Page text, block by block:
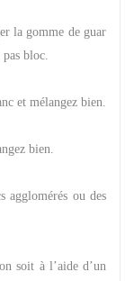
la gomme de guar
bloc.
et mélangez bien.
bien.
agglomérés ou des
soit à l’aide d’un